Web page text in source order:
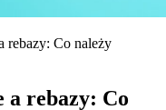
rebazy: Co należy
a rebazy: Co